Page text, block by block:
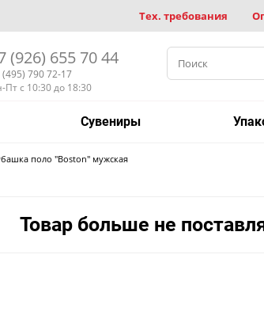
Тех. требования
(926) 655 70 44
(495) 790 72-17
Пт с 10:30 до 18:30
Сувениры
поло "Boston" мужская
Товар больше не